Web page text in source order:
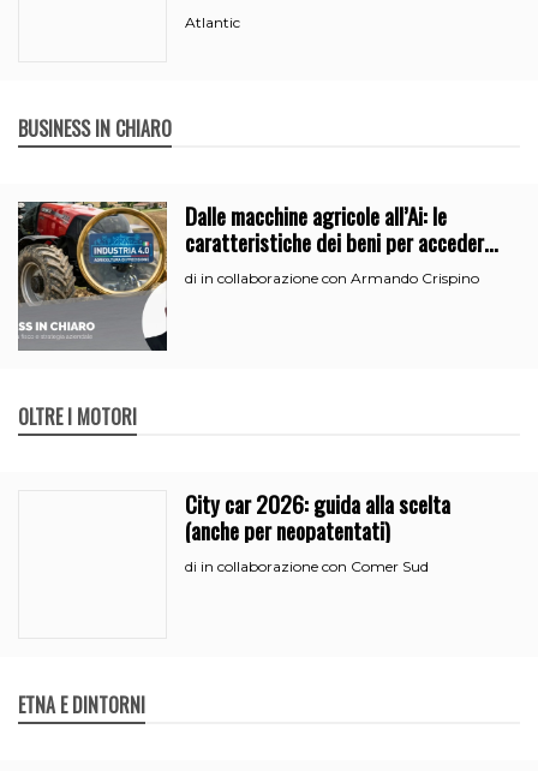
Atlantic
BUSINESS IN CHIARO
Dalle macchine agricole all’Ai: le
caratteristiche dei beni per accedere
all’iperammortamento
di in collaborazione con Armando Crispino
OLTRE I MOTORI
City car 2026: guida alla scelta
(anche per neopatentati)
di in collaborazione con Comer Sud
ETNA E DINTORNI